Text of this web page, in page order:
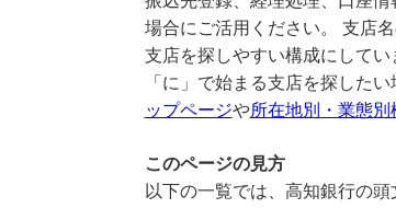
場合にご活用ください。 支店
支店を探しやすい構成にしてい
「に」で始まる支店を探した
ップページや所在地別・業態別
このページの見方
以下の一覧では、高知銀行の